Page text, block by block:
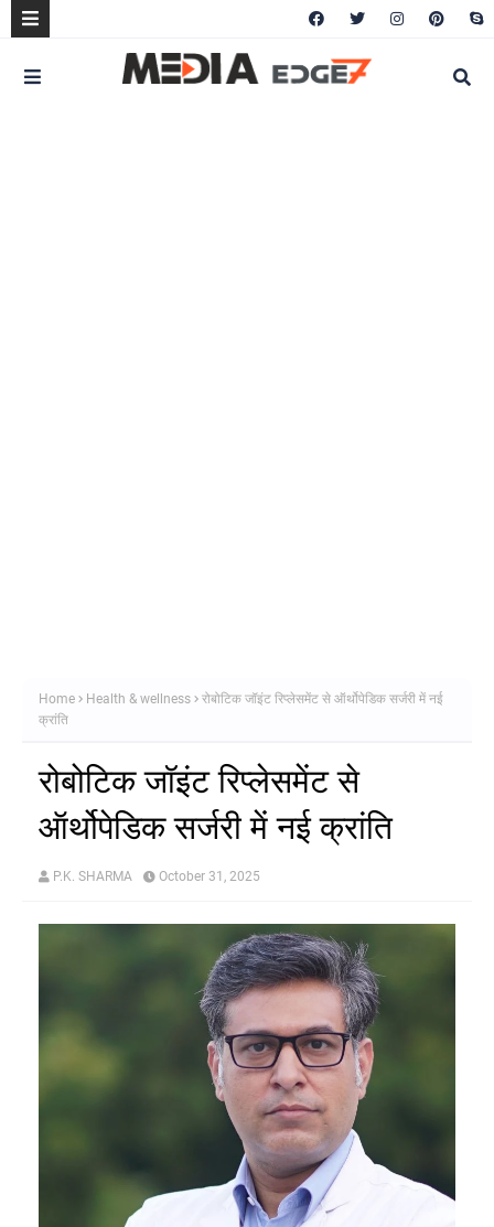
Home Health & wellness
रोबोटिक जॉइंट रिप्लेसमेंट से ऑर्थोपेडिक सर्जरी में नई
क्रांति
रोबोटिक जॉइंट रिप्लेसमेंट से
ऑर्थोपेडिक सर्जरी में नई क्रांति
P.K. SHARMA October 31, 2025